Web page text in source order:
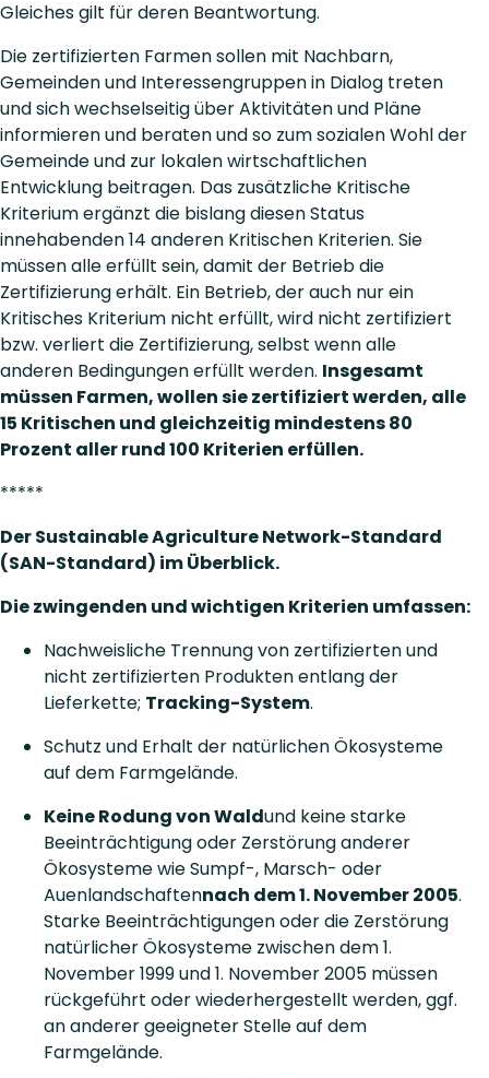
Gleiches gilt für deren Beantwortung.
Die zertifizierten Farmen sollen mit Nachbarn,
Gemeinden und Interessengruppen in Dialog treten
und sich wechselseitig über Aktivitäten und Pläne
informieren und beraten und so zum sozialen Wohl der
Gemeinde und zur lokalen wirtschaftlichen
Entwicklung beitragen. Das zusätzliche Kritische
Kriterium ergänzt die bislang diesen Status
innehabenden 14 anderen Kritischen Kriterien. Sie
müssen alle erfüllt sein, damit der Betrieb die
Zertifizierung erhält. Ein Betrieb, der auch nur ein
Kritisches Kriterium nicht erfüllt, wird nicht zertifiziert
bzw. verliert die Zertifizierung, selbst wenn alle
anderen Bedingungen erfüllt werden. Insgesamt
müssen Farmen, wollen sie zertifiziert werden, alle
15 Kritischen und gleichzeitig mindestens 80
Prozent aller rund 100 Kriterien erfüllen.
*****
Der Sustainable Agriculture Network-Standard
(SAN-Standard) im Überblick.
Die zwingenden und wichtigen Kriterien umfassen:
Nachweisliche Trennung von zertifizierten und
nicht zertifizierten Produkten entlang der
Lieferkette; Tracking-System.
Schutz und Erhalt der natürlichen Ökosysteme
auf dem Farmgelände.
Keine Rodung von Waldund keine starke
Beeinträchtigung oder Zerstörung anderer
Ökosysteme wie Sumpf-, Marsch- oder
Auenlandschaftennach dem 1. November 2005.
Starke Beeinträchtigungen oder die Zerstörung
natürlicher Ökosysteme zwischen dem 1.
November 1999 und 1. November 2005 müssen
rückgeführt oder wiederhergestellt werden, ggf.
an anderer geeigneter Stelle auf dem
Farmgelände.